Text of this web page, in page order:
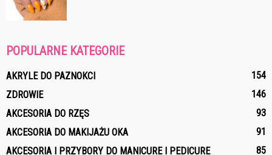
POPULARNE KATEGORIE
AKRYLE DO PAZNOKCI
154
ZDROWIE
146
AKCESORIA DO RZĘS
93
AKCESORIA DO MAKIJAŻU OKA
91
AKCESORIA I PRZYBORY DO MANICURE I PEDICURE
85